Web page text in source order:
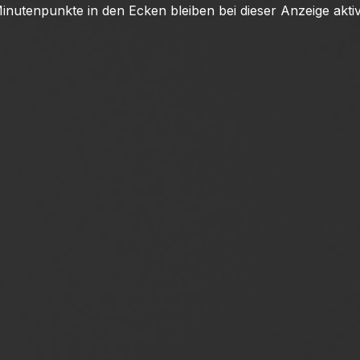
in den Ecken bleiben bei dieser Anzeige